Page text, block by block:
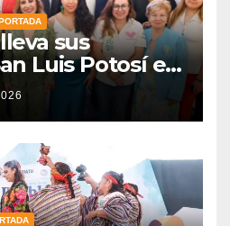
sus
Luis Potosí en
FENAPO